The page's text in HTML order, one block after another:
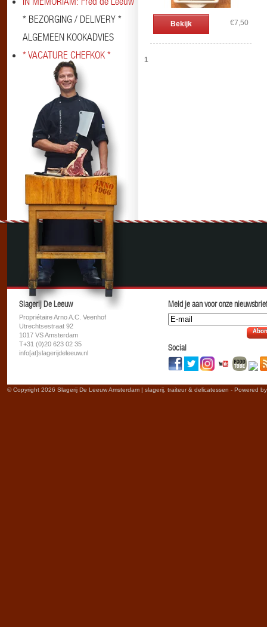
* BEZORGING / DELIVERY *
ALGEMEEN KOOKADVIES
* VACATURE CHEFKOK *
Bekijk €7,50
1
Slagerij De Leeuw
Propriétaire Arno A.C. Veenhof
Utrechtsestraat 92
1017 VS Amsterdam
T+31 (0)20 623 02 35
info[at]slagerijdeleeuw.nl
Meld je aan voor onze
Social
© Copyright 2026 Slagerij De Leeuw Amsterdam | slagerij, traiteur & delicatessen - Powered